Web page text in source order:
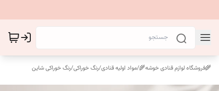
🌾فروشگاه لوازم قنادی خوشه🌾/مواد اولیه قنادی/رنگ خوراکی/رنگ خوراکی شاین